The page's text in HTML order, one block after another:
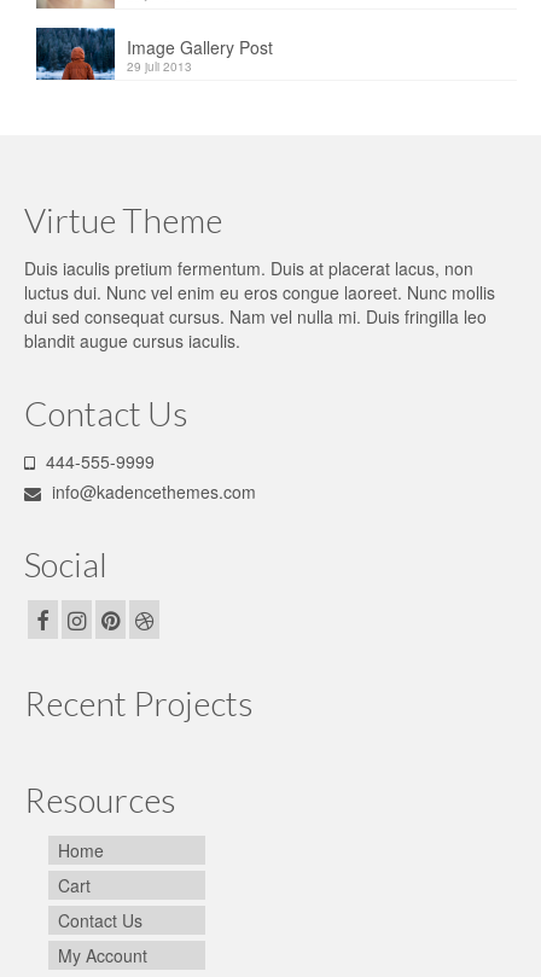
Image Gallery Post
29 juli 2013
Virtue Theme
Duis iaculis pretium fermentum. Duis at placerat lacus, non
luctus dui. Nunc vel enim eu eros congue laoreet. Nunc mollis
dui sed consequat cursus. Nam vel nulla mi. Duis fringilla leo
blandit augue cursus iaculis.
Contact Us
444-555-9999
info@kadencethemes.com
Social
Recent Projects
Resources
Home
Cart
Contact Us
My Account